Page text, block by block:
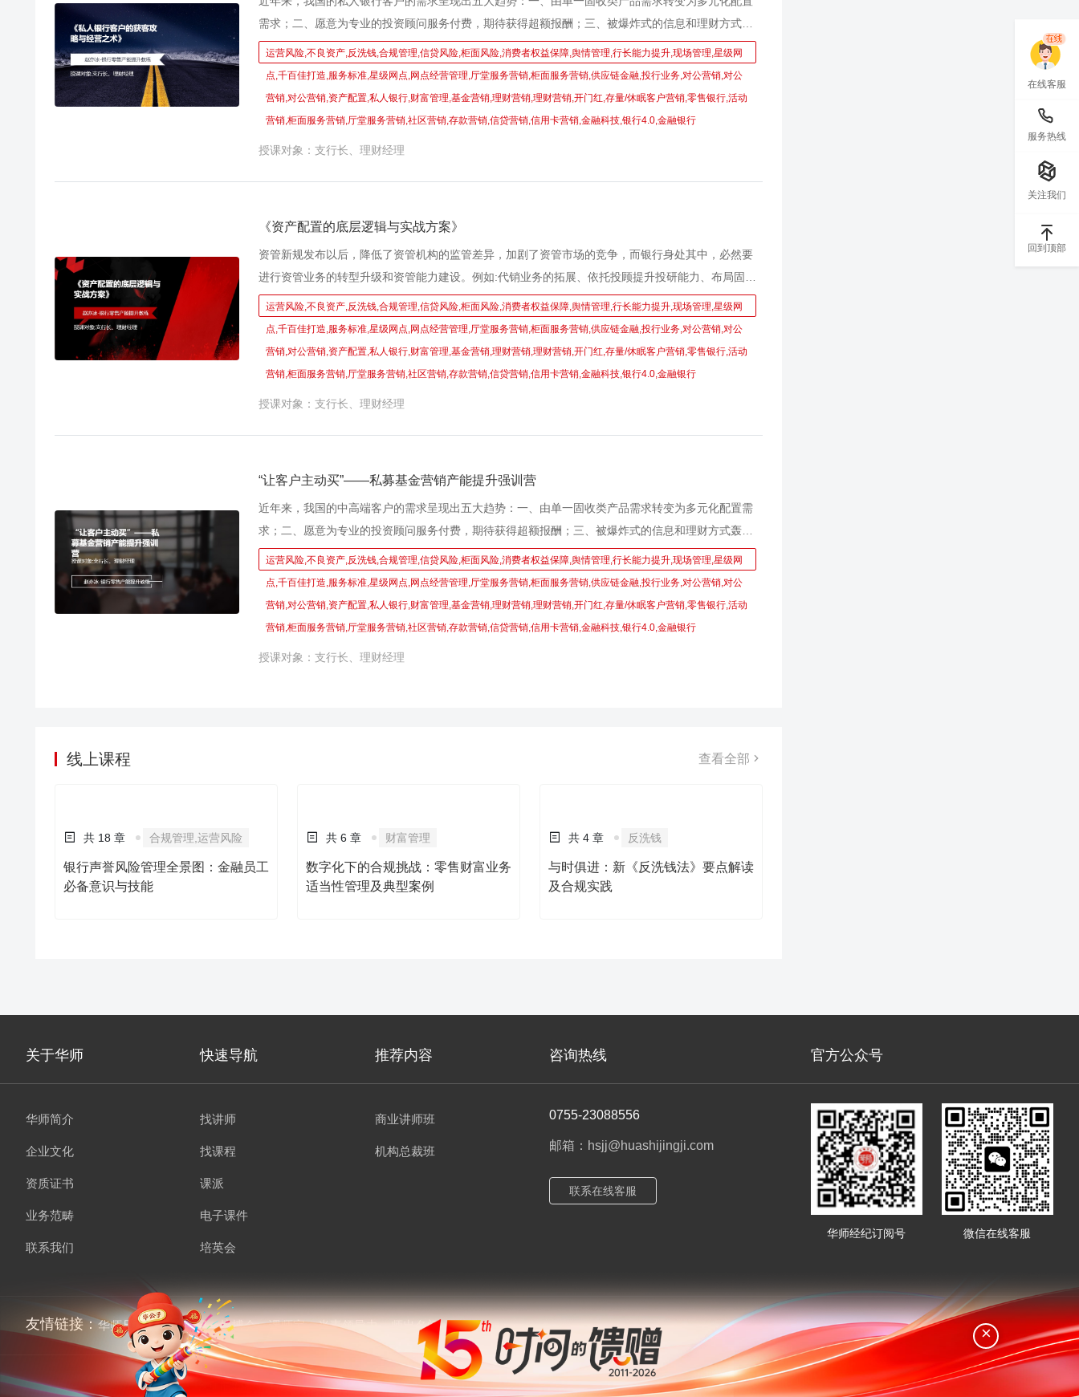
需求；二、愿意为专业的投资顾问服务付费，期待获得超额报酬；三、被爆炸式的信息和理财方式轰
炸，更需要专业的投资顾问帮助鉴别筛选；四、不仅需要智能线上平台，同时需要面访见诊，线上线
下渠道使用都频繁；五、愿意为好的机构和客户经理进行新客转介绍。 这就需要银行从业人员从财富
管理全流程到端至端的落地方法，从财富管理转型战略战术、到专业能力提升、到客群管理经营、到
专业销售技巧、到产品落地话术工具、到资产配置建议、到高客经营策略等，掌握落地的工作方法和
很难将全部精力用于私人银行客户维护以及资产配置、专业能力构建等自我提升，因此面对短期业绩
指标压力，营销方法、话术技能、软件工具等可立即使用的技能实现更快速的提升产能。本课程的开
症，落地了可提炼可复制的方法工具，以实现业绩可持续发展的正向循环模式。
运营风险,不良资产,反洗钱,合规管理,信贷风险,柜面风险,消费者权益保障,舆情管理,行长能力提升,现场管理,星级网
点,千百佳打造,服务标准,星级网点,网点经营管理,厅堂服务营销,柜面服务营销,供应链金融,投行业务,对公营销,对公
营销,对公营销,资产配置,私人银行,财富管理,基金营销,理财营销,理财营销,开门红,存量/休眠客户营销,零售银行,活动
营销,柜面服务营销,厅堂服务营销,社区营销,存款营销,信贷营销,信用卡营销,金融科技,银行4.0,金融银行
授课对象：支行长、理财经理
《资产配置的底层逻辑与实战方案》
资管新规发布以后，降低了资管机构的监管差异，加剧了资管市场的竞争，而银行身处其中，必然要
进行资管业务的转型升级和资管能力建设。例如:代销业务的拓展、依托投顾提升投研能力、布局固守
+产品、搭建FOF、MOM的投资体系。只有帮助客户的财富实现稳健增值，才能在激烈的市场争夺战
中赢得先机。 资产配置销售流程，是一个闭环式、完整的、科学的、被实践验证过的可行高效经营方
式，而不只是简单把几个产品做个组合销售给客户。本课程通过对资产配置理念的梳理、流程的掌
握、话术的提炼、比例的设计、工具的运用，全面提升理财经理的资产配置能力；在保证客户利益的
模式。
运营风险,不良资产,反洗钱,合规管理,信贷风险,柜面风险,消费者权益保障,舆情管理,行长能力提升,现场管理,星级网
点,千百佳打造,服务标准,星级网点,网点经营管理,厅堂服务营销,柜面服务营销,供应链金融,投行业务,对公营销,对公
营销,对公营销,资产配置,私人银行,财富管理,基金营销,理财营销,理财营销,开门红,存量/休眠客户营销,零售银行,活动
营销,柜面服务营销,厅堂服务营销,社区营销,存款营销,信贷营销,信用卡营销,金融科技,银行4.0,金融银行
授课对象：支行长、理财经理
“让客户主动买”——私募基金营销产能提升强训营
近年来，我国的中高端客户的需求呈现出五大趋势：一、由单一固收类产品需求转变为多元化配置需
求；二、愿意为专业的投资顾问服务付费，期待获得超额报酬；三、被爆炸式的信息和理财方式轰
炸，更需要专业的投资顾问帮助鉴别筛选；四、不仅需要智能线上平台，同时需要面访见诊，线上线
下渠道使用都频繁；五、愿意为好的机构和客户经理进行新客转介绍。 然而现实是，银行的理财经理
面对各项任务指标，很难将全部精力用于中高端客户维护以及资产配置、专业能力构建等自我提升，
因此对于私募基金这种高客单的产品营销更觉得困难。本套系列课程的开发，汲取了领跑财富管理的
私募客户开发与营销开展，力求如何通过一定的方法与工具，在私募基金开发与营销上拉动战果，提
运营风险,不良资产,反洗钱,合规管理,信贷风险,柜面风险,消费者权益保障,舆情管理,行长能力提升,现场管理,星级网
点,千百佳打造,服务标准,星级网点,网点经营管理,厅堂服务营销,柜面服务营销,供应链金融,投行业务,对公营销,对公
营销,对公营销,资产配置,私人银行,财富管理,基金营销,理财营销,理财营销,开门红,存量/休眠客户营销,零售银行,活动
营销,柜面服务营销,厅堂服务营销,社区营销,存款营销,信贷营销,信用卡营销,金融科技,银行4.0,金融银行
授课对象：支行长、理财经理
线上课程 查看全部
共 6 章 财富管理
数字化下的合规挑战：零售财富业务
适当性管理及典型案例
共 4 章 反洗钱
与时俱进：新《反洗钱法》要点解读
及合规实践
关于华师 快速导航 推荐内容 咨询热线 官方公众号
华师简介
企业文化
业务范畴
联系我们
找讲师
找课程
电子课件
培英会
联系在线客服
华师经纪订阅号 微信在线客服
在线客服
服务热线
关注我们
回到顶部
×